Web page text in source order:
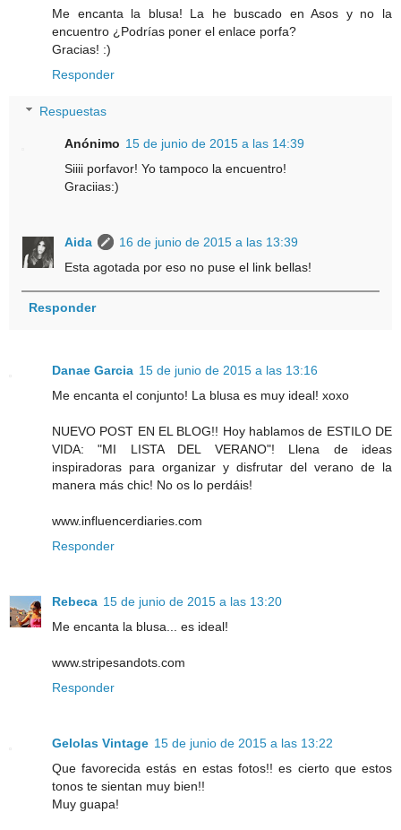
Me encanta la blusa! La he buscado en Asos y no la
encuentro ¿Podrías poner el enlace porfa?
Gracias! :)
Responder
Respuestas
Anónimo 15 de junio de 2015 a las 14:39
Siiii porfavor! Yo tampoco la encuentro!
Graciias:)
Aida
16 de junio de 2015 a las 13:39
Esta agotada por eso no puse el link bellas!
Responder
Danae Garcia 15 de junio de 2015 a las 13:16
Me encanta el conjunto! La blusa es muy ideal! xoxo
NUEVO POST EN EL BLOG!! Hoy hablamos de ESTILO DE
VIDA: "MI LISTA DEL VERANO"! Llena de ideas
inspiradoras para organizar y disfrutar del verano de la
manera más chic! No os lo perdáis!
www.influencerdiaries.com
Responder
Rebeca 15 de junio de 2015 a las 13:20
Me encanta la blusa... es ideal!
www.stripesandots.com
Responder
Gelolas Vintage 15 de junio de 2015 a las 13:22
Que favorecida estás en estas fotos!! es cierto que estos
tonos te sientan muy bien!!
Muy guapa!